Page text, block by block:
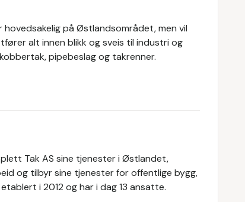
på Østlandsområdet, men vil
alt innen blikk og sveis til industri og
pipebeslag og takrenner.
Tak AS sine tjenester i Østlandet,
og tilbyr sine tjenester for offentlige bygg,
i 2012 og har i dag 13 ansatte.